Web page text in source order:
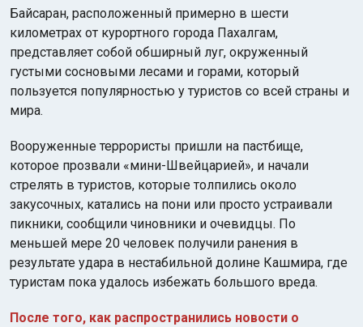
Байсаран, расположенный примерно в шести
километрах от курортного города Пахалгам,
представляет собой обширный луг, окруженный
густыми сосновыми лесами и горами, который
пользуется популярностью у туристов со всей страны и
мира.
Вооруженные террористы пришли на пастбище,
которое прозвали «мини-Швейцарией», и начали
стрелять в туристов, которые толпились около
закусочных, катались на пони или просто устраивали
пикники, сообщили чиновники и очевидцы. По
меньшей мере 20 человек получили ранения в
результате удара в нестабильной долине Кашмира, где
туристам пока удалось избежать большого вреда.
После того, как распространились новости о